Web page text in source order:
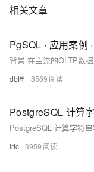
台，为阿里巴巴经济体
数据库产品家族及特性。
相关文章
db匠 8569
Iric 3959